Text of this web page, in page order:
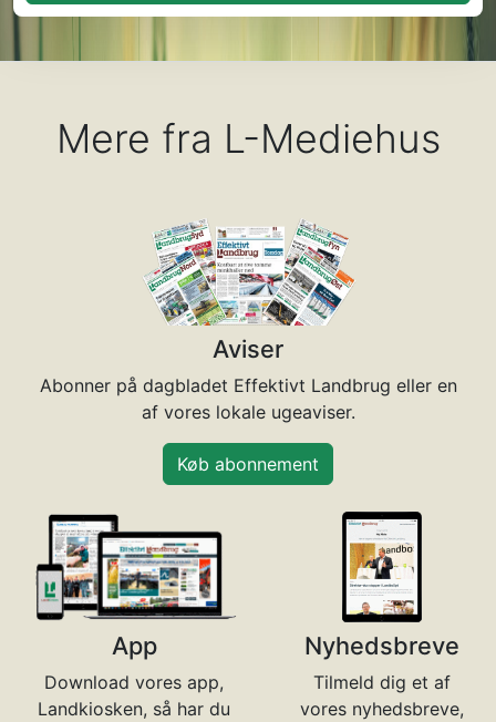
Mere fra L-Mediehus
Aviser
Abonner på dagbladet Effektivt Landbrug eller en
af vores lokale ugeaviser.
Køb abonnement
App
Download vores app,
Landkiosken, så har du
Nyhedsbreve
Tilmeld dig et af
vores nyhedsbreve,